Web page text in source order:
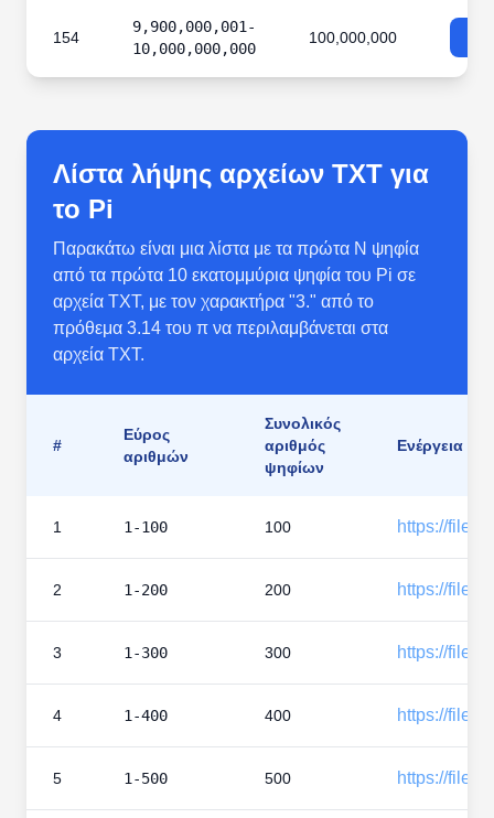
154
9,900,000,001-
10,000,000,000
100,000,000
Λίστα λήψης αρχείων TXT για
το Pi
Παρακάτω είναι μια λίστα με τα πρώτα N ψηφία
από τα πρώτα 10 εκατομμύρια ψηφία του Pi σε
αρχεία TXT, με τον χαρακτήρα "3." από το
πρόθεμα 3.14 του π να περιλαμβάνεται στα
αρχεία TXT.
#
Εύρος
αριθμών
Συνολικός
αριθμός
ψηφίων
Ενέργεια
1 1-100 100 https://
2 1-200 200 https://
3 1-300 300 https://
4 1-400 400 https://
5 1-500 500 https://